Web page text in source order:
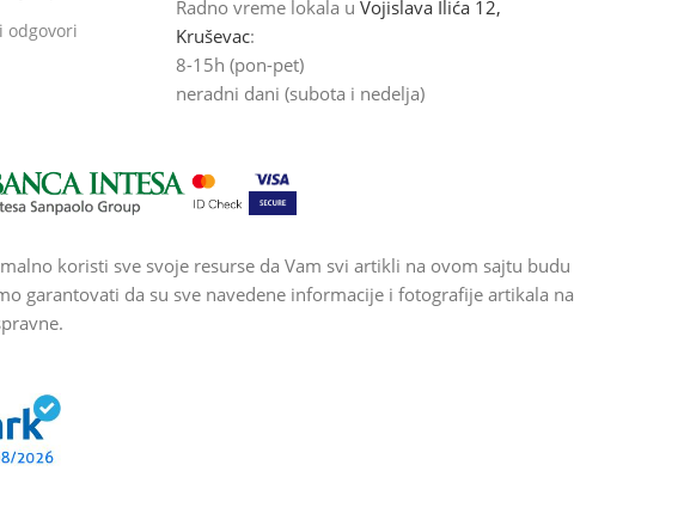
odgovori
Radno vreme lokala u Vojislava Ilića 12,
Kruševac:
8-15h (pon-pet)
neradni dani (subota i nedelja)
koristi sve svoje resurse da Vam svi artikli na ovom sajtu budu
garantovati da su sve navedene informacije i fotografije artikala na